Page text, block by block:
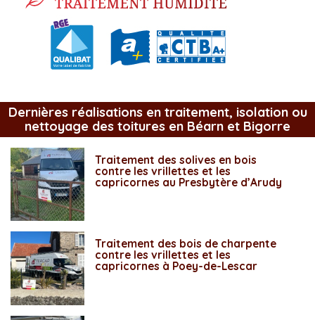
Dernières réalisations en traitement, isolation ou
nettoyage des toitures en Béarn et Bigorre
Traitement des solives en bois
contre les vrillettes et les
capricornes au Presbytère d’Arudy
Traitement des bois de charpente
contre les vrillettes et les
capricornes à Poey-de-Lescar